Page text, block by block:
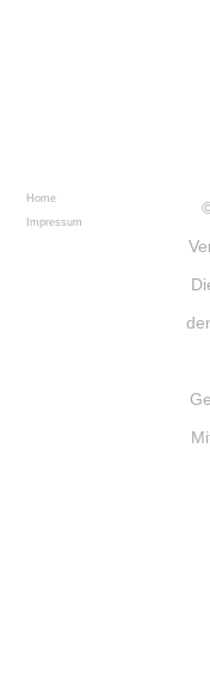
Home
Impressum